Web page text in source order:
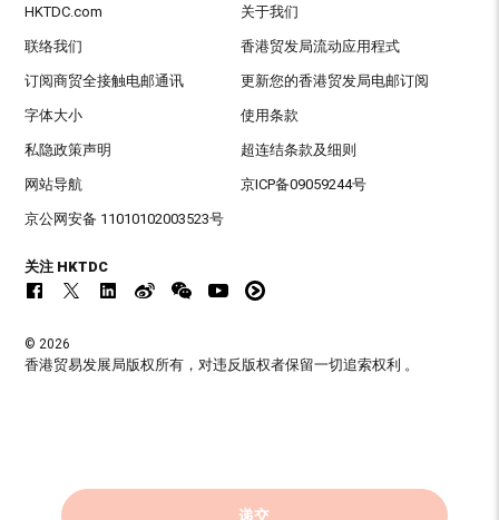
递交
HKTDC.com 关于我们
联络我们 香港贸发局流动应用程式
订阅商贸全接触电邮通讯 更新您的香港贸发局电邮订阅
字体大小 使用条款
私隐政策声明 超连结条款及细则
网站导航 京ICP备09059244号
京公网安备 11010102003523号
关注 HKTDC
© 2026
香港贸易发展局版权所有，对违反版权者保留一切追索权利 。